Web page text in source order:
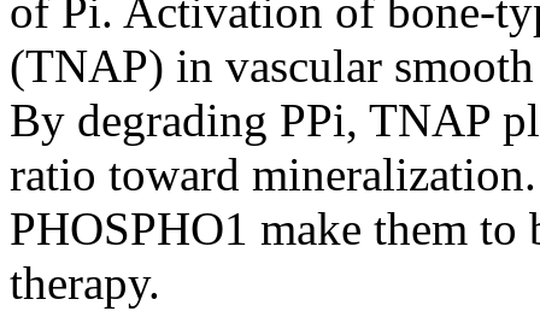
of Pi. Activation of bone-
(TNAP) in vascular
By degrading PPi, TNAP
ratio toward
PHOSPHO1 make them to
therapy.